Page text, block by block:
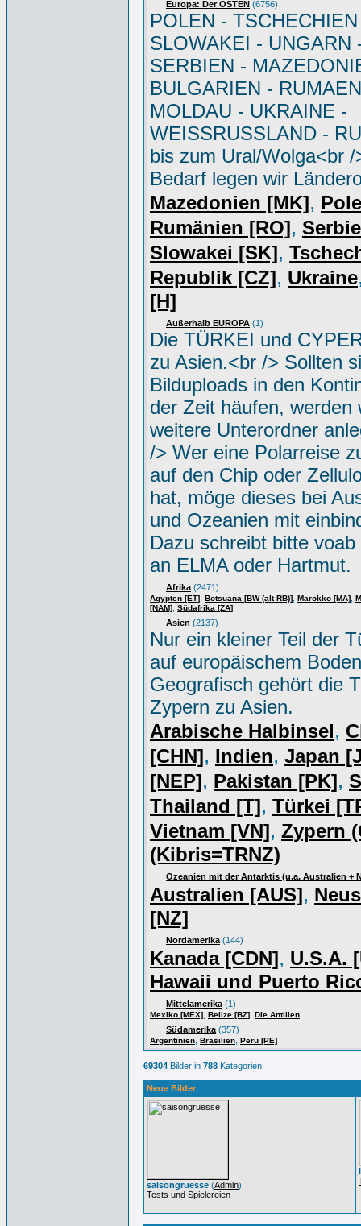
Europa: Der OSTEN (6756)
POLEN -
SLOWAKEI - UNGARN
SERBIEN -
BULGARIEN -
MOLDAU - UKRAINE -
WEISSRUSSLAND -
bis zum Ural/Wolga<br /
Bedarf legen wir
Mazedonien [MK],
Rumänien [RO],
Slowakei [SK],
Republik [CZ], Ukraine
[H]
Außerhalb EUROPA (1)
Die TÜRKEI und
zu Asien.<br /> Sollten
Bilduploads in den
der Zeit häufen, werden
weitere Unterordner
/> Wer eine Polarreise
auf den Chip oder
hat, möge dieses bei
und Ozeanien mit
Dazu schreibt bitte
an ELMA oder Hartmut.
Afrika (2471)
Ägypten [ET] Botsuana [BW (alt RB)] Marokko [MA]
[NAM] Südafrika [ZA]
Asien (2137)
Nur ein kleiner Teil der
auf europäischem
Geografisch gehört die
Zypern zu Asien.
Arabische Halbinsel,
[CHN], Indien, Japan
[NEP], Pakistan [PK],
Thailand [T], Türkei
Vietnam [VN], Zypern
(Kibris=TRNZ)
Ozeanien mit der Antarktis (u.a. Australien +
Australien [AUS],
[NZ]
Nordamerika (144)
Kanada [CDN], U.S.A.
Hawaii und Puerto
Mittelamerika (1)
Mexiko [MEX] Belize [BZ] Die Antillen
Südamerika (357)
Argentinien Brasilien Peru [PE]
69304 Bilder in 788 Kategorien.
Neue Bilder
saisongruesse (Admin)
Tests und Spielereien